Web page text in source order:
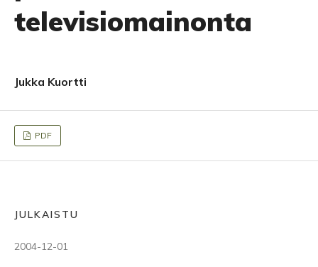
televisiomainonta
Jukka Kuortti
PDF
JULKAISTU
2004-12-01